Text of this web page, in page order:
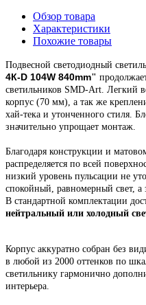
Обзор товара
Характеристики
Похожие товары
Подвесной светодиодный
4К-D 104W 840mm"
светильников SMD-Art. Легкий
корпус (70 мм), а так же
хай-тека и утонченного стиля.
значительно упрощает монтаж.
Благодаря конструкции и
распределяется по всей
низкий уровень пульсации не
спокойный, равномерный свет,
В стандартной комплектации
нейтральный или холодный
Корпус аккуратно собран без
в любой из 2000 оттенков по
светильнику гармонично
интерьера.